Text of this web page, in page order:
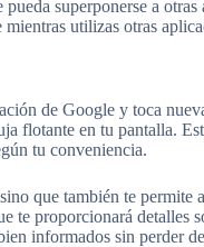
superponerse a
utilizas otras
de Google y toca
flotante en tu pantalla.
tu conveniencia.
que también te permite
te proporcionará detalles
informados sin perder